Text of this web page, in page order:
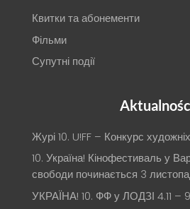
Квитки та абонементи
Фільми
Супутні події
Журі 10. U!FF – Конкурс
10. Україна! Кінофестиваль у
свободи починається 3
УКРАЇНА! 10. ФФ у ЛОДЗІ 4.11 –